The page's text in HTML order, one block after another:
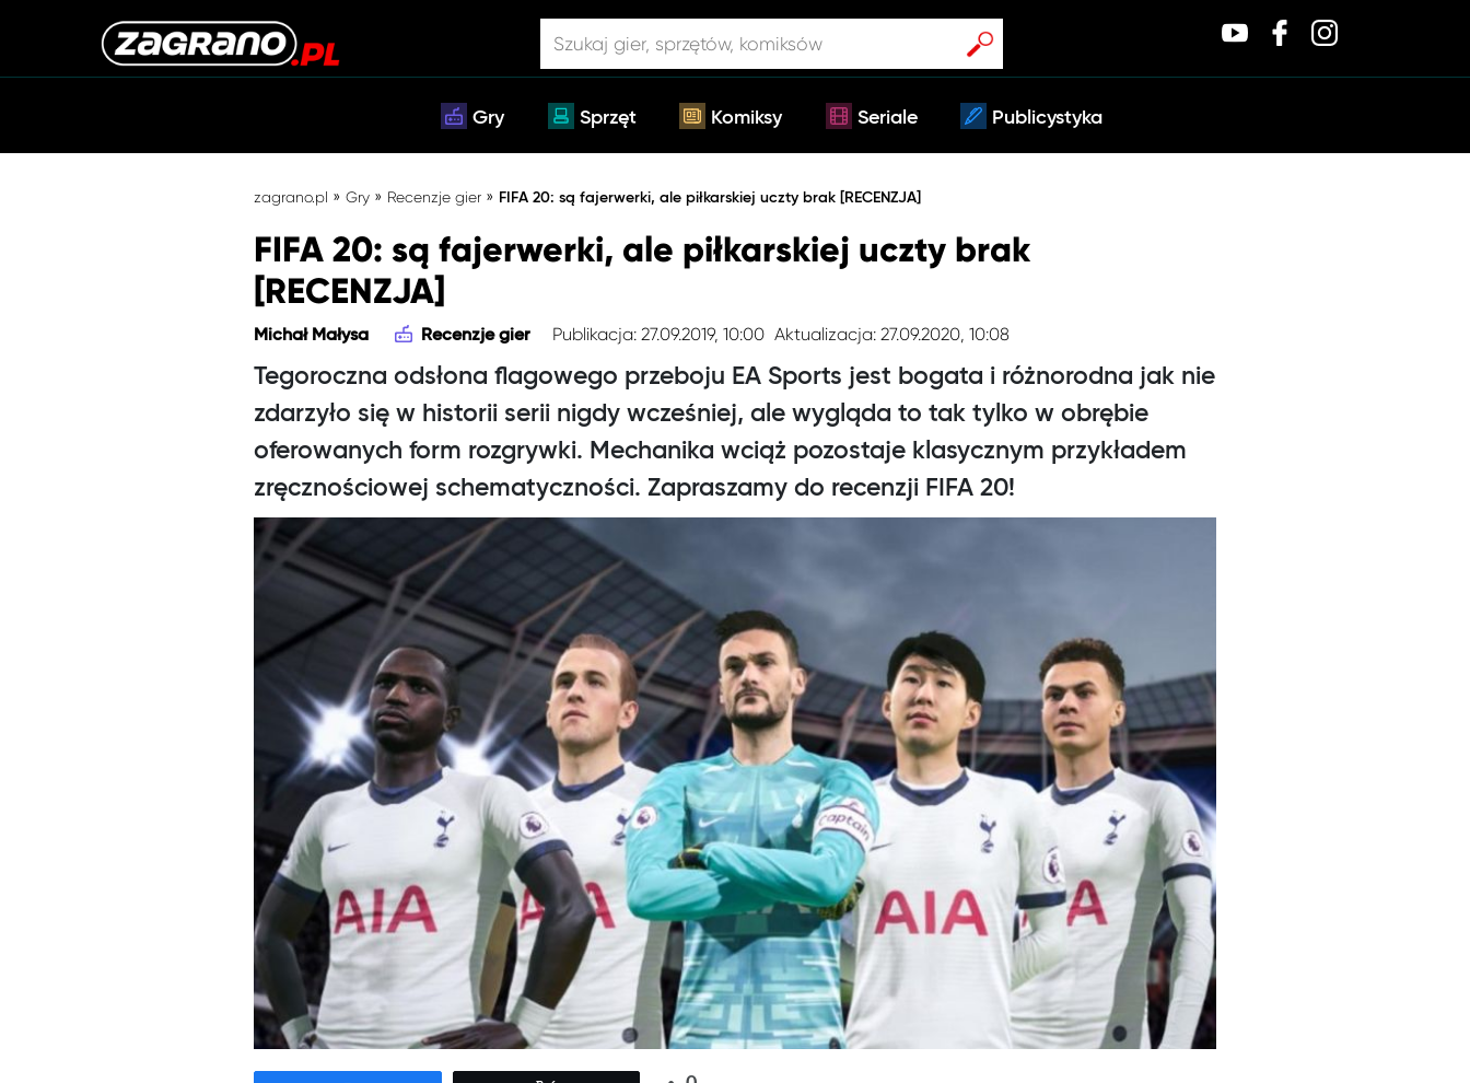
Gry Sprzęt Komiksy Seriale Publicystyka
zagrano.pl » Gry » Recenzje gier » FIFA 20: są fajerwerki, ale piłkarskiej uczty brak [RECENZJA]
FIFA 20: są fajerwerki, ale piłkarskiej uczty brak
[RECENZJA]
Michał Małysa Recenzje gier Publikacja: 27.09.2019, 10:00 Aktualizacja: 27.09.2020, 10:08
Tegoroczna odsłona flagowego przeboju EA Sports jest bogata i różnorodna jak nie
zdarzyło się w historii serii nigdy wcześniej, ale wygląda to tak tylko w obrębie
oferowanych form rozgrywki. Mechanika wciąż pozostaje klasycznym przykładem
zręcznościowej schematyczności. Zapraszamy do recenzji FIFA 20!